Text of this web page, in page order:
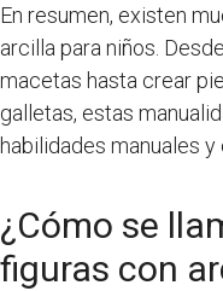
En resumen, existen
arcilla para niños.
macetas hasta crear
galletas, estas
habilidades manuales
¿Cómo se
figuras con